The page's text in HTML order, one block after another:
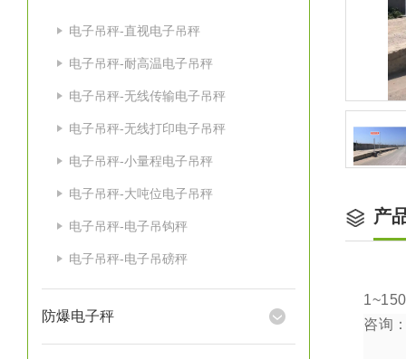
电子吊秤-直视电子吊秤
电子吊秤-耐高温电子吊秤
电子吊秤-无线传输电子吊秤
电子吊秤-无线打印电子吊秤
电子吊秤-小量程电子吊秤
电子吊秤-大吨位电子吊秤
电子吊秤-电子吊钩秤
电子吊秤-电子吊磅秤
防爆电子秤
产
1~150
咨询